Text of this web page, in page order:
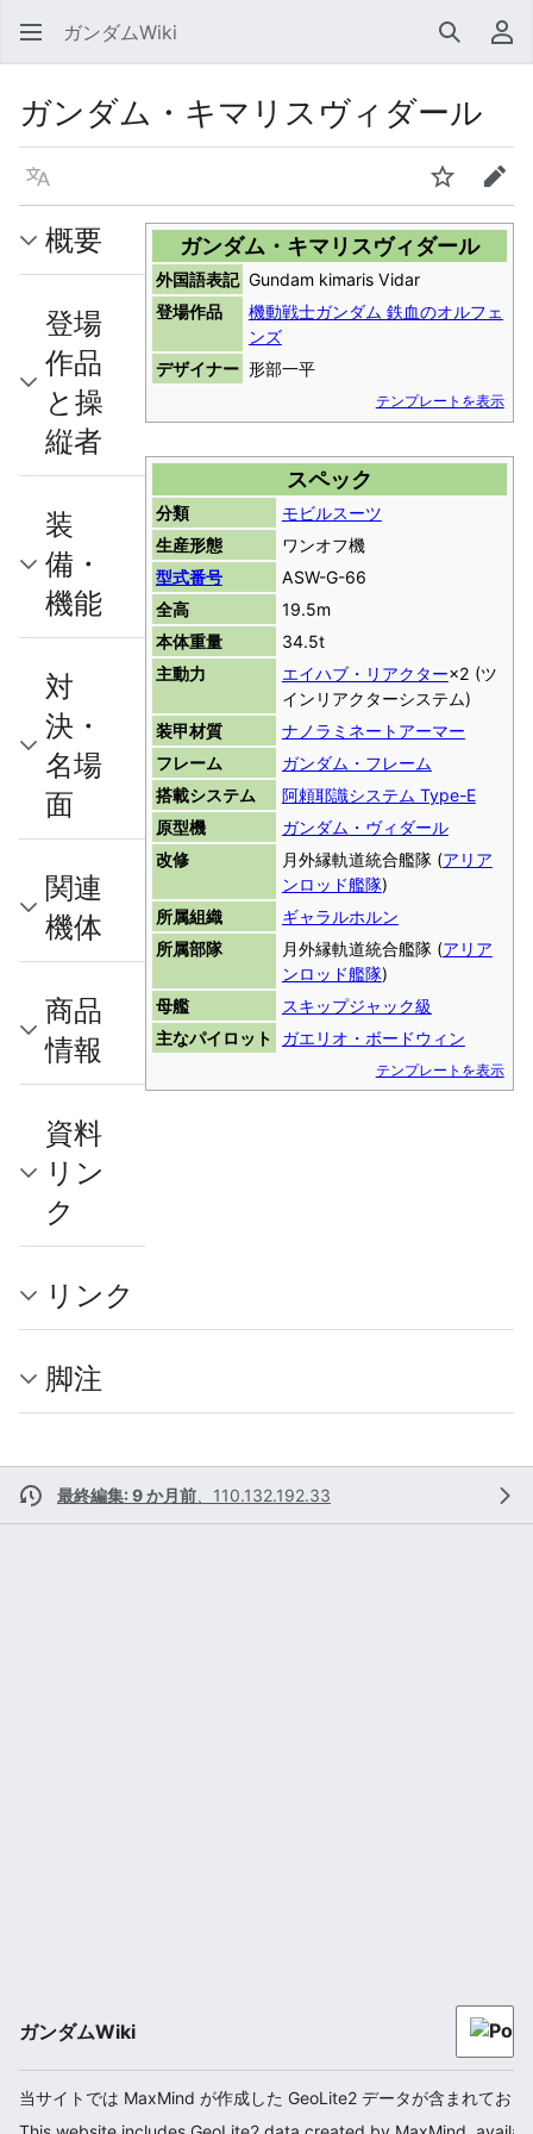
ガンダムWiki 検索 利
ガンダム・キマリスヴィダール
言語 ウォッチ編集
ガンダム・キマリスヴィダール
外国語表記 Gundam kimaris Vidar
登場作品
機動戦士ガンダム 鉄血のオルフェ
ンズ
デザイナー 形部一平
テンプレートを表示
スペック
分類
モビルスーツ
生産形態
ワンオフ機
型式番号
ASW-G-66
全高
19.5m
本体重量
34.5t
主動力
エイハブ・リアクター×2 (ツ
インリアクターシステム)
装甲材質
ナノラミネートアーマー
フレーム
ガンダム・フレーム
搭載システム
阿頼耶識システム Type-E
原型機
ガンダム・ヴィダール
改修
月外縁軌道統合艦隊 (アリア
ンロッド艦隊)
所属組織
ギャラルホルン
所属部隊
月外縁軌道統合艦隊 (アリア
ンロッド艦隊)
母艦
スキップジャック級
主なパイロット
ガエリオ・ボードウィン
テンプレートを表示
概要
登場
作品
と操
縦者
装
備・
機能
対
決・
名場
面
関連
機体
商品
情報
資料
リン
ク
リンク
脚注
最終編集: 9 か月前 110.132.192.33
ガンダムWiki
当サイトでは MaxMind が作成した GeoLite2 データが含まれてお